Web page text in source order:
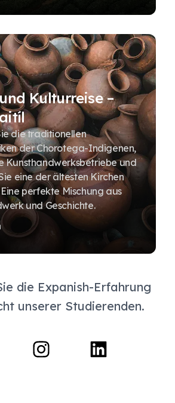
Kulturreise –
die traditionellen
der Chorotega-Indigenen,
Kunsthandwerksbetriebe und
eine der ältesten Kirchen
perfekte Mischung aus
und Geschichte.
die Expanish-Erfahrung
unserer Studierenden.